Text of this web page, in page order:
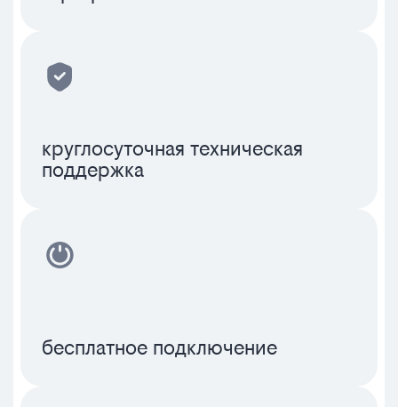
круглосуточная техническая
поддержка
бесплатное подключение